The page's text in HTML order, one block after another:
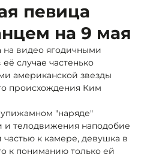
певица
на 9 мая
на видео ягодичными
случае частенько
американской звезды
происхождения Ким
"наряде"
и телодвижения наподобие
к камере, девушка в
к пониманию только ей